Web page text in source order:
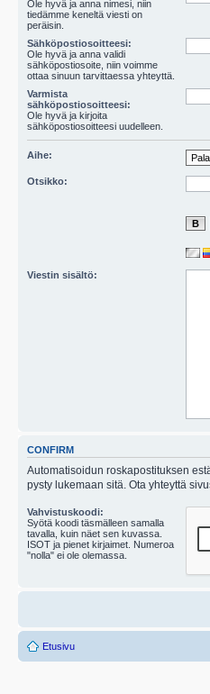
Ole hyvä ja anna nimesi, niin
tiedämme keneltä viesti on
peräisin.
Sähköpostiosoitteesi:
Ole hyvä ja anna validi
sähköpostiosoite, niin voimme
ottaa sinuun tarvittaessa yhteyttä.
Varmista
sähköpostiosoitteesi:
Ole hyvä ja kirjoita
sähköpostiosoitteesi uudelleen.
Aihe:
Otsikko:
Viestin sisältö:
CONFIRM
Automatisoidun roskapostituksen
pysty lukemaan sitä. Ota yhteyttä
Vahvistuskoodi:
Syötä koodi täsmälleen samalla
tavalla, kuin näet sen kuvassa.
ISOT ja pienet kirjaimet. Numeroa
"nolla" ei ole olemassa.
Etusivu